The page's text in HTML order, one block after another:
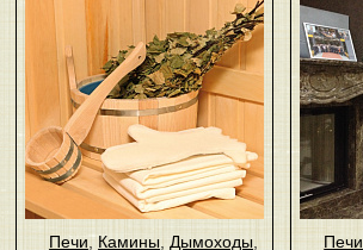
Печи , Камины ,Дымоходы Печи